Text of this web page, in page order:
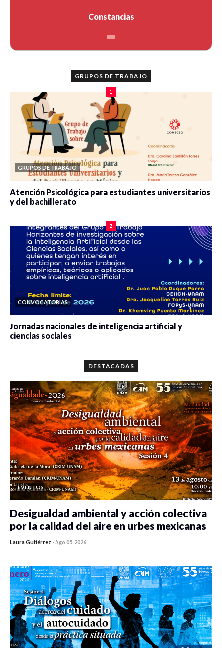
Constancias
GRUPOS DE TRABAJO
1
GRUPOS DE TRABAJO
Atención Psicológica para estudiantes universitarios
y del bachillerato
2
CONVOCATORIAS
Jornadas nacionales de inteligencia artificial y
ciencias sociales
DESTACADAS
EVENTOS
Desigualdad ambiental y acción colectiva
por la calidad del aire en urbes mexicanas
Laura Gutiérrez -Ago 05, 2026